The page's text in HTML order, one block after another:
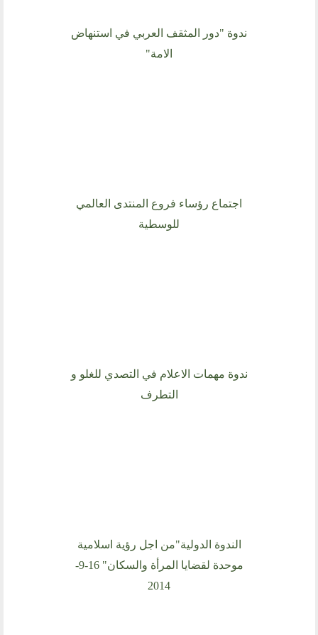
ندوة "دور المثقف العربي في استنهاض
الامة"
اجتماع رؤساء فروع المنتدى العالمي
للوسطية
ندوة مهمات الاعلام في التصدي للغلو و
التطرف
الندوة الدولية"من اجل رؤية اسلامية
موحدة لقضايا المرأة والسكان" 16-9-
2014